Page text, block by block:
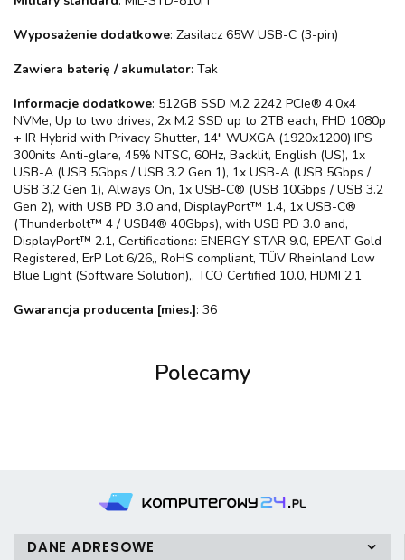
Wyposażenie dodatkowe: Zasilacz 65W USB-C (3-pin)
Zawiera baterię / akumulator: Tak
Informacje dodatkowe: 512GB SSD M.2 2242 PCIe® 4.0x4
NVMe, Up to two drives, 2x M.2 SSD up to 2TB each, FHD 1080p
+ IR Hybrid with Privacy Shutter, 14" WUXGA (1920x1200) IPS
300nits Anti-glare, 45% NTSC, 60Hz, Backlit, English (US), 1x
USB-A (USB 5Gbps / USB 3.2 Gen 1), 1x USB-A (USB 5Gbps /
USB 3.2 Gen 1), Always On, 1x USB-C® (USB 10Gbps / USB 3.2
Gen 2), with USB PD 3.0 and, DisplayPort™ 1.4, 1x USB-C®
(Thunderbolt™ 4 / USB4® 40Gbps), with USB PD 3.0 and,
DisplayPort™ 2.1, Certifications: ENERGY STAR 9.0, EPEAT Gold
Registered, ErP Lot 6/26,, RoHS compliant, TÜV Rheinland Low
Blue Light (Software Solution),, TCO Certified 10.0, HDMI 2.1
Gwarancja producenta [mies.]: 36
Polecamy
DANE ADRESOWE